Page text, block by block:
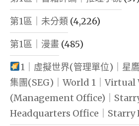
第1區｜未分類 (4,226)
第1區｜漫畫 (485)
1｜虛擬世界(管理單位)｜星
集團(SEG)｜World 1｜Virtual
(Management Office)｜
Headquarters Office｜Starry